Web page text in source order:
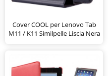
Cover COOL per Lenovo Tab
M11 / K11 Similpelle Liscia Nera